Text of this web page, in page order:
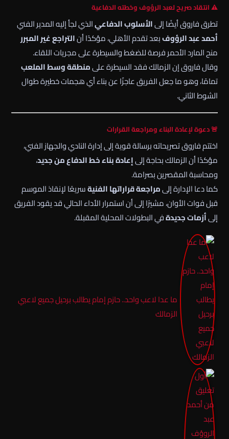
⚠️ انتقاد صريح لعبد الرؤوف وخطته الدفاعية
تطرق فاروق أيضًا إلىالأسلوب الدفاعيالذي لجأ إليه المدير الفني
أحمد عبد الرؤوفبعد تقدم الأهلي، مؤكدًا أنالتراجع غير المبرر
منح المارد الأحمر فرصة للضغط والسيطرة على مجريات اللقاء.
وقال فاروق إن الزمالك فقد السيطرة علىمنطقة وسط الملعب
تمامًا، وهو ما جعل الفريق عاجزًا عن بناء أي هجمات خطيرة طوال
الشوط الثاني.
🚨 دعوة لإعادة البناء ومراجعة القرارات
اختتم فاروق تصريحاته برسالة قوية إلى إدارة النادي والجهاز الفني،
مؤكدًا أن الزمالك بحاجة إلىإعادة بناء خط الدفاع من جديد،
ومحاسبة المقصرين بصرامة.
كما دعا الإدارة إلىمراجعة قراراتها الفنيةسريعًا لإنقاذ الموسم
قبل فوات الأوان، مشيرًا إلى أن استمرار الأداء الحالي قد يقود الفريق
إلىأزمات جديدةفي البطولات المحلية المقبلة.
ما عدا لاعب واحد.. حازم إمام يطالب برحيل جميع لاعبي
الزمالك